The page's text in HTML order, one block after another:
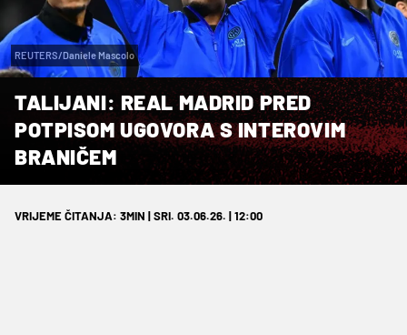
REUTERS/Daniele Mascolo
TALIJANI: REAL MADRID PRED
POTPISOM UGOVORA S INTEROVIM
BRANIČEM
VRIJEME ČITANJA: 3MIN | SRI. 03.06.26. | 12:00